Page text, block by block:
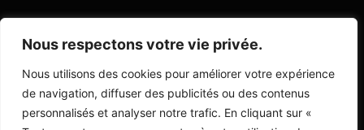
Nous respectons votre vie privée.
Nous utilisons des cookies pour améliorer votre expérience
de navigation, diffuser des publicités ou des contenus
personnalisés et analyser notre trafic. En cliquant sur «
CONTACTEZ-NOUS